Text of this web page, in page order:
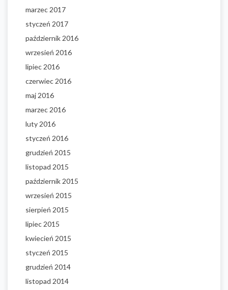
marzec 2017
styczeń 2017
październik 2016
wrzesień 2016
lipiec 2016
czerwiec 2016
maj 2016
marzec 2016
luty 2016
styczeń 2016
grudzień 2015
listopad 2015
październik 2015
wrzesień 2015
sierpień 2015
lipiec 2015
kwiecień 2015
styczeń 2015
grudzień 2014
listopad 2014